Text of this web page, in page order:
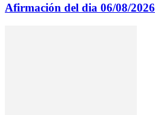
Afirmación del dia 06/08/2026